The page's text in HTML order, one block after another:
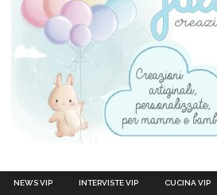
NEWS VIP INTERVISTE VIP CUCINA VIP